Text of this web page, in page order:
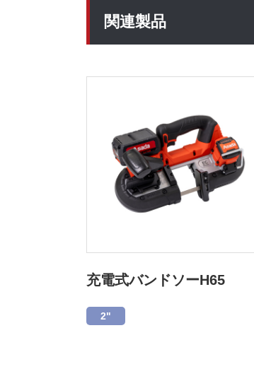
関連製品
充電式バンドソーH65
2"